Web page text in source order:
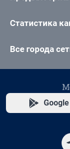
Статистика
Все города